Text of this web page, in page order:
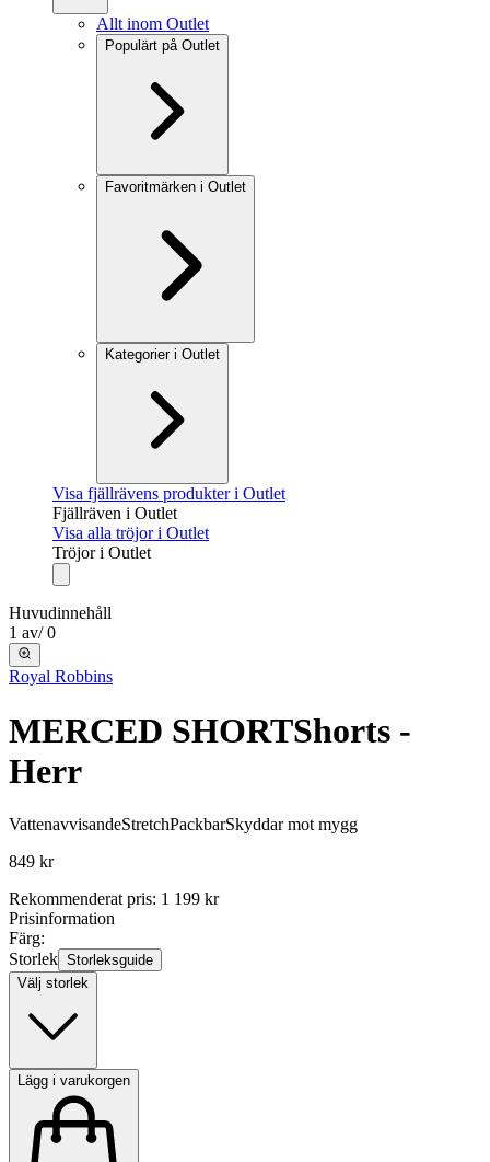
Allt inom Outlet
Populärt på Outlet
Favoritmärken i Outlet
Kategorier i Outlet
Visa fjällrävens produkter i Outlet
Fjällräven i Outlet
Visa alla tröjor i Outlet
Tröjor i Outlet
Huvudinnehåll
1 av/ 0
Royal Robbins
MERCED SHORTShorts -
Herr
VattenavvisandeStretchPackbarSkyddar mot mygg
849 kr
Rekommenderat pris: 1 199 kr
Prisinformation
Färg:
Storlek Storleksguide
Välj storlek
Lägg i varukorgen